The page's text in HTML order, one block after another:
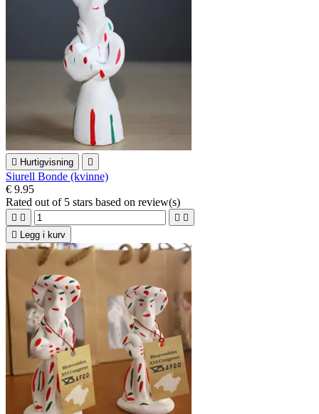
 Hurtigvisning 
Siurell Bonde (kvinne)
€ 9.95
Rated out of 5 stars based on review(s)
   
 Legg i kurv